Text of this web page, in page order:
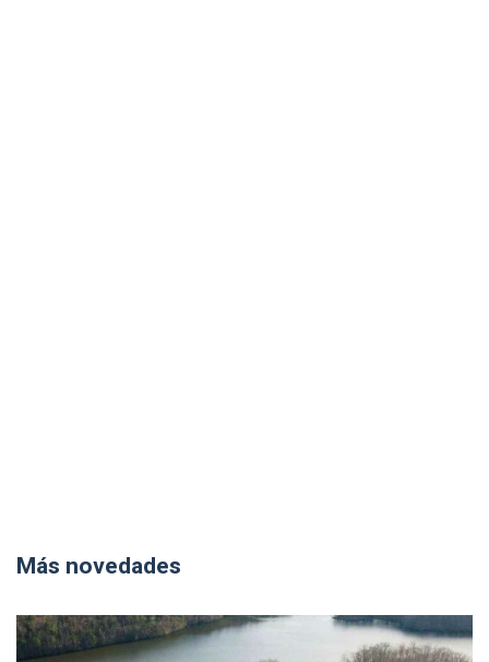
Más novedades